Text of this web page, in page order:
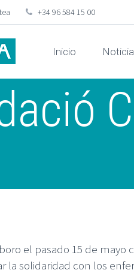
+34 96 584 15 00
Inicio
el pasado 15 de mayo
la solidaridad con los